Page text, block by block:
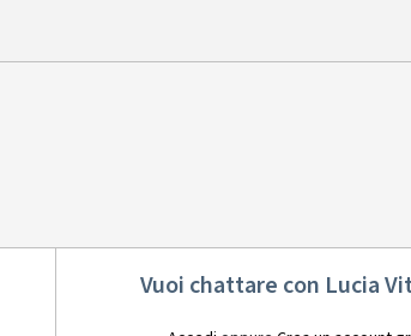
Vuoi chattare con Lucia